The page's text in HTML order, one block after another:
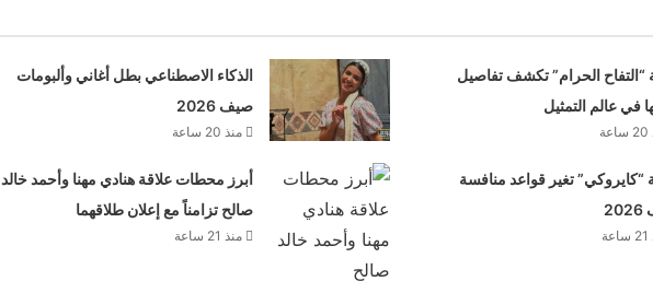
“التفاح الحرام” تكشف تفاصيل
في عالم التمثيل
الذكاء الاصطناعي بطل أغاني وألبومات
صيف 2026
منذ 20 ساعة
“كايروكي” تغير قواعد منافسة
أبرز محطات علاقة هنادي مهنا وأحمد خالد
صالح تزامناً مع إعلان طلاقهما
منذ 21 ساعة